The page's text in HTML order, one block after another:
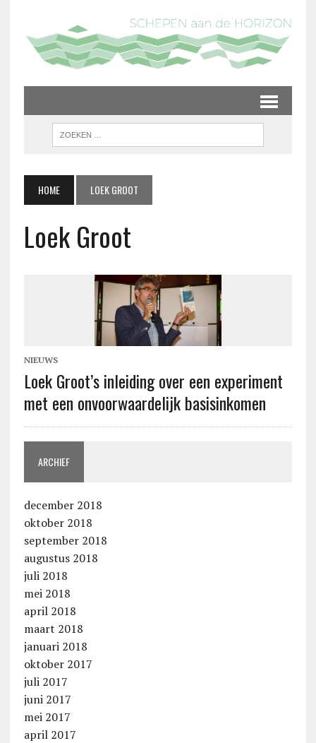
HOME LOEK GROOT
Loek Groot
NIEUWS
Loek Groot’s inleiding over een experiment
met een onvoorwaardelijk basisinkomen
ARCHIEF
december 2018
oktober 2018
september 2018
augustus 2018
juli 2018
mei 2018
april 2018
maart 2018
januari 2018
oktober 2017
juli 2017
juni 2017
mei 2017
april 2017